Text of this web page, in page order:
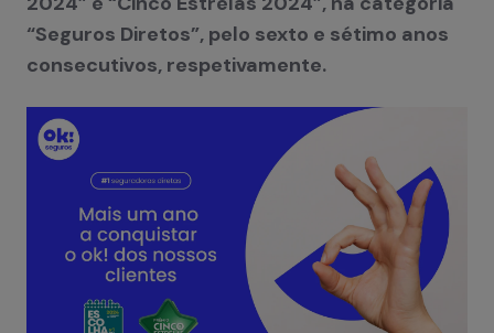
“Seguros Diretos”, pelo sexto e sétimo anos
consecutivos, respetivamente.